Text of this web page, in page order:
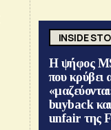
INSIDE
Η ψήφος
που κρύβει
buyback
unfair της